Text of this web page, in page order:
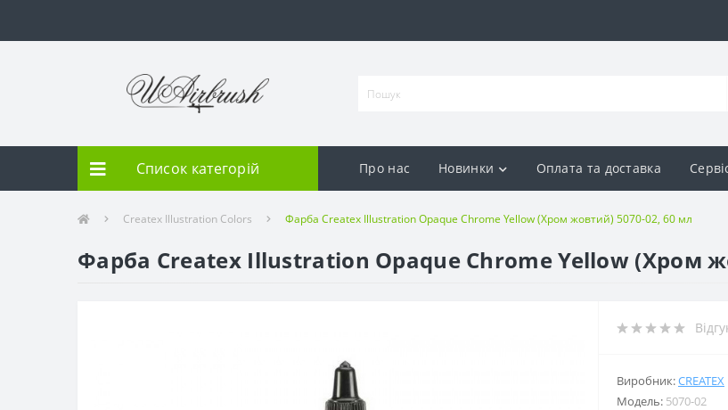
Список категорій Про нас Новинки Оплата та доставка
Createx Illustration Colors Фарба Createx Illustration Opaque Chrome Yellow (Хром жовтий) 5070-02, 60 мл
Фарба Createx Illustration Opaque Chrome Yellow (Хром
Виробник:CREATEX
Модель: 5070-02